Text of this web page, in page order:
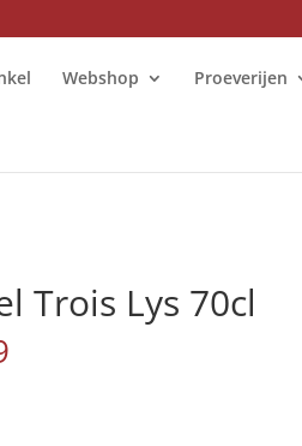
Webshop Proeverijen
Trois Lys 70cl